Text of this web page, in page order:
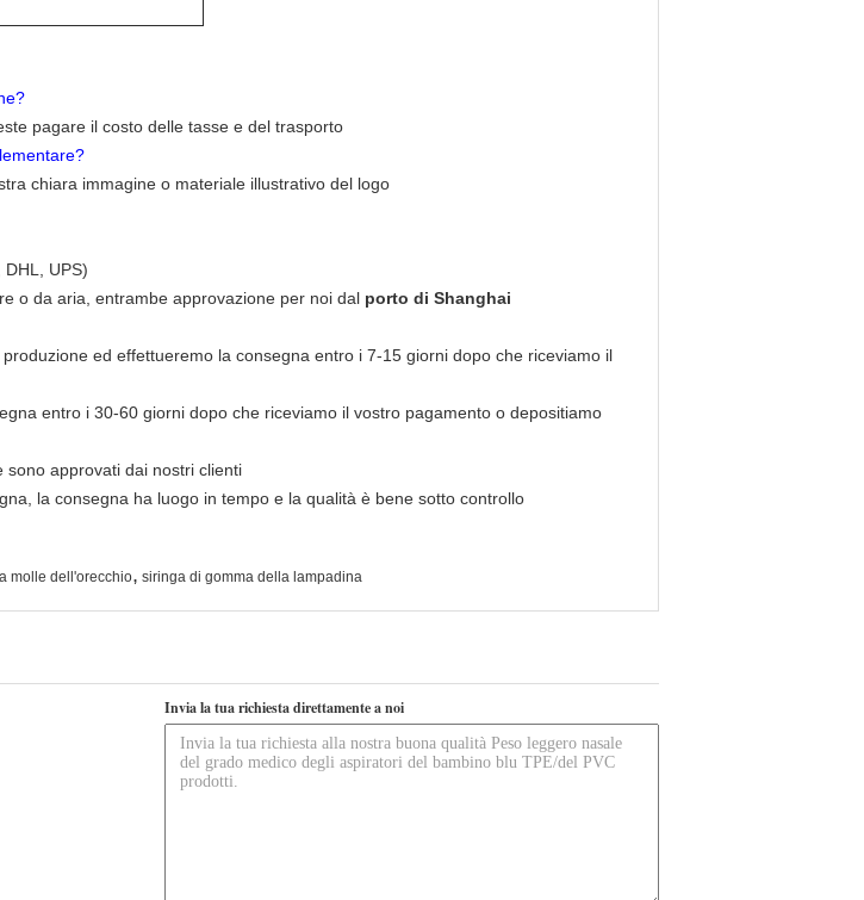
pagare il costo delle tasse e del trasporto
chiara immagine o materiale illustrativo del logo
UPS)
o da aria, entrambe approvazione per noi dal porto di Shanghai
ed effettueremo la consegna entro i 7-15 giorni dopo che riceviamo il
entro i 30-60 giorni dopo che riceviamo il vostro pagamento o depositiamo
approvati dai nostri clienti
la consegna ha luogo in tempo e la qualità è bene sotto controllo
molle dell'orecchio, siringa di gomma della lampadina
Invia la tua richiesta direttamente a noi